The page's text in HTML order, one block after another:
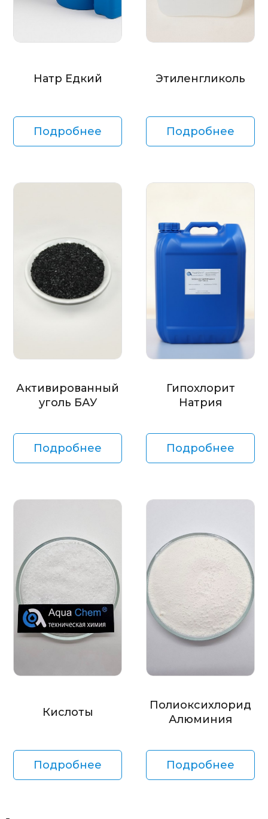
Натр Едкий
Подробнее
Этиленгликоль
Подробнее
Активированный
уголь БАУ
Подробнее
Гипохлорит
Натрия
Подробнее
Кислоты
Подробнее
Полиоксихлорид
Алюминия
Подробнее